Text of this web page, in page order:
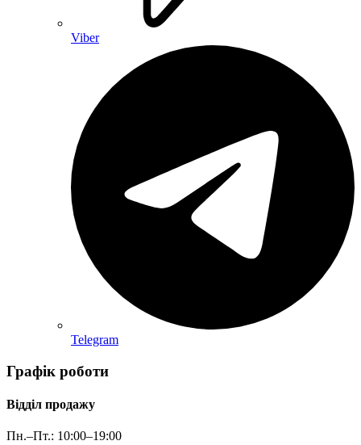
Viber
Telegram
Графік роботи
Відділ продажу
Пн.–Пт.: 10:00–19:00